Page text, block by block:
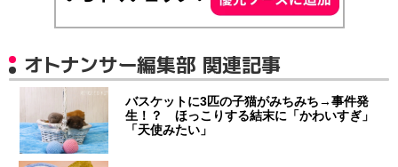
オトナンサー編集部 関連記事
バスケットに3匹の子猫がみちみち→事件発
生！？ ほっこりする結末に「かわいすぎ」
「天使みたい」